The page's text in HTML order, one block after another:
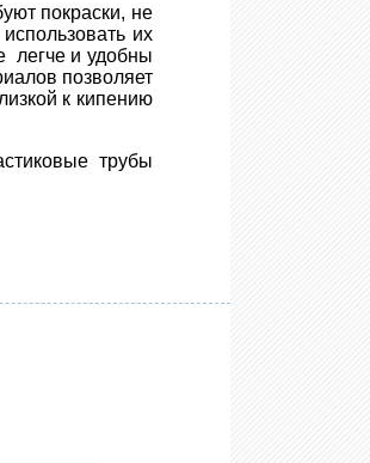
покраски, не
их
легче и удобны
позволяет
к кипению
трубы